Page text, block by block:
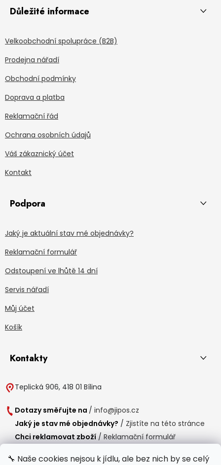
🔧 Naše cookies nejsou k jídlu, ale bez nich by se celý
Důležité informace
Velkoobchodní spolupráce (B2B)
Prodejna nářadí
Obchodní podmínky
Doprava a platba
Reklamační řád
Ochrana osobních údajů
Váš zákaznický účet
Kontakt
Podpora
Jaký je aktuální stav mé objednávky?
Reklamační formulář
Odstoupení ve lhůtě 14 dní
Servis nářadí
Můj účet
Košík
Kontakty
Teplická 906, 418 01 Bílina
Dotazy směřujte na / info@jipos.cz
Jaký je stav mé objednávky? / Zjistíte na této stránce
Chci reklamovat zboží / Reklamační formulář